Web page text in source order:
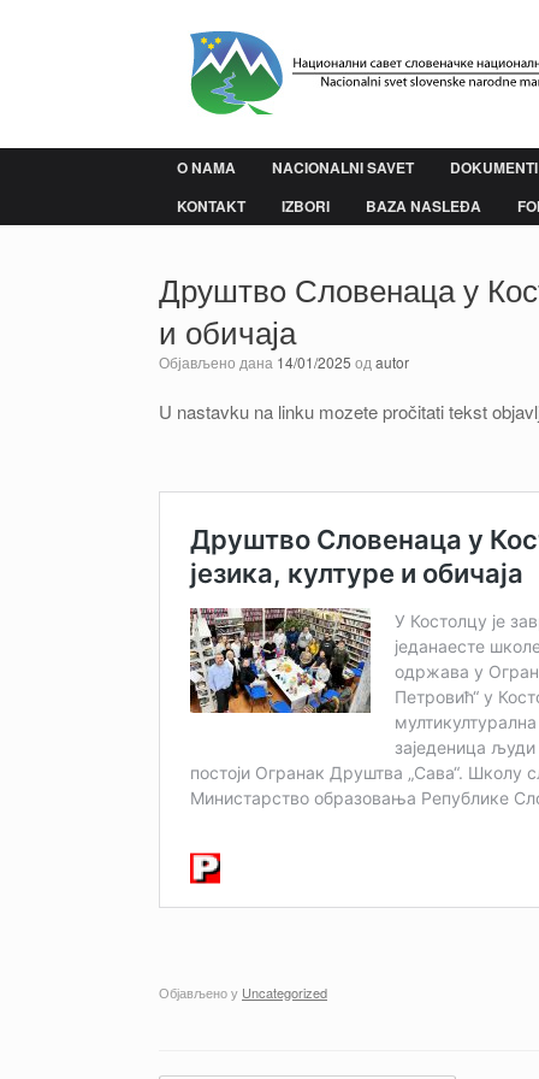
O NAMA NACIONALNI SAVET DOKUMENTI
KONTAKT
IZBORI BAZA NASLEĐA
Друштвo Словенаца у
и обичаја
Објављено дана 14/01/2025 од autor
U nastavku na linku mozete pročitati tekst
Објављено у Uncategorized